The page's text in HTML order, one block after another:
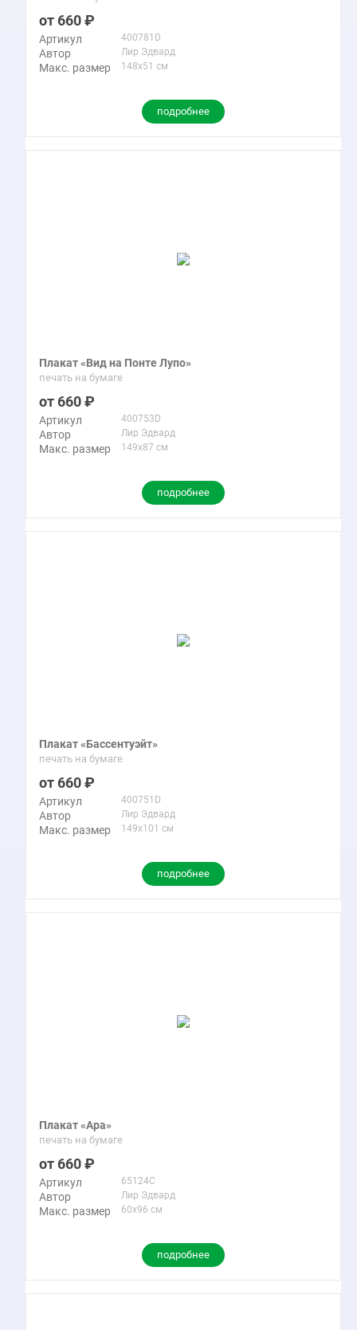
660
Артикул 400781D
Автор Лир Эдвард
Макс. размер 148x51 см
подробнее
Плакат «Вид на Понте Лупо»
печать на бумаге
660
Артикул 400753D
Автор Лир Эдвард
Макс. размер 149x87 см
подробнее
Плакат «Бассентуэйт»
печать на бумаге
660
Артикул 400751D
Автор Лир Эдвард
Макс. размер 149x101 см
подробнее
Плакат «Ара»
печать на бумаге
660
Артикул 65124C
Автор Лир Эдвард
Макс. размер 60x96 см
подробнее